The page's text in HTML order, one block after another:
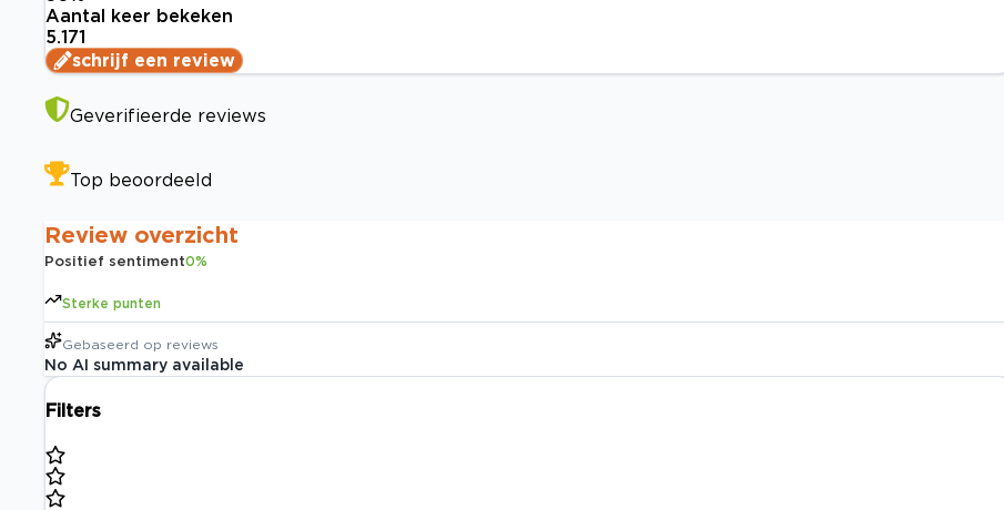
Aantal keer bekeken
5.171
schrijf een review
Geverifieerde reviews
Top beoordeeld
Review overzicht
Positief sentiment0%
Sterke punten
Gebaseerd op reviews
No AI summary available
Filters